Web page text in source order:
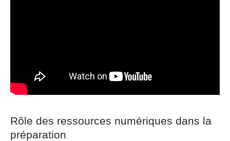
Rôle des ressources numériques dans la
préparation